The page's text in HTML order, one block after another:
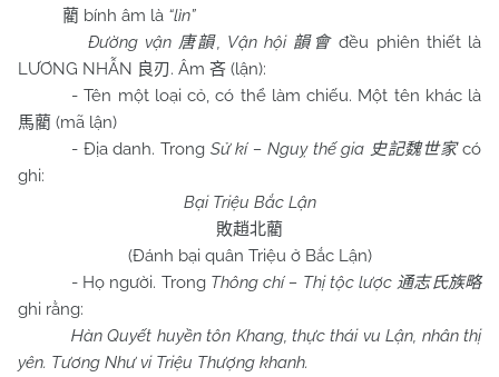
藺 bính âm là “lìn”
Đường vận 唐韻, Vận hội 韻會 đều phiên thiết là
LƯƠNG NHẪN 良刃. Âm 吝 (lận):
- Tên một loại cỏ, có thể làm chiếu. Một tên khác là
馬藺 (mã lận)
- Địa danh. Trong Sử kí – Nguỵ thế gia 史記魏世家có
ghi:
Bại Triệu Bắc Lận
敗趙北藺
(Đánh bại quân Triệu ở Bắc Lận)
- Họ người. Trong Thông chí – Thị tộc lược 通志氏族略
ghi rằng:
Hàn Quyết huyền tôn Khang, thực thái vu Lận, nhân thị
yên. Tương Như vi Triệu Thượng khanh.